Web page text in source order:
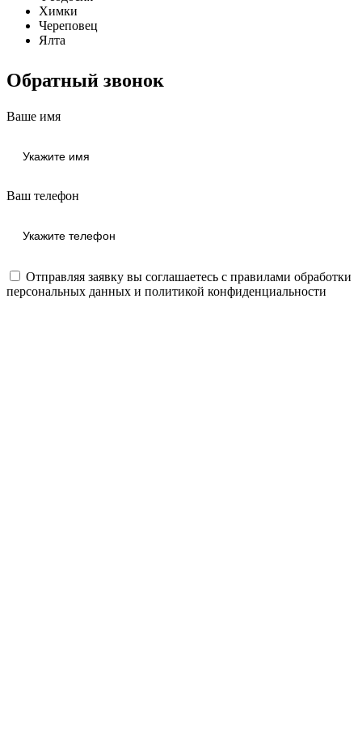
Химки
Череповец
Ялта
Обратный звонок
Ваше имя
Ваш телефон
Отправляя заявку вы соглашаетесь с правилами обработки
персональных данных и политикой конфиденциальности